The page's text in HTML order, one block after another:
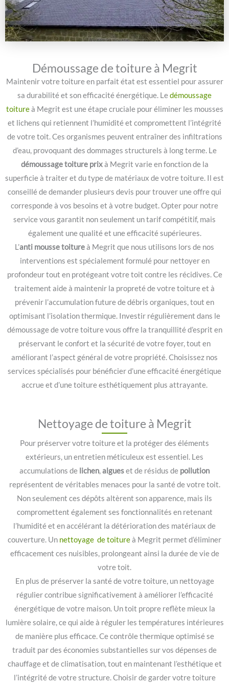
Démoussage de toiture à Megrit
Maintenir votre toiture en parfait état est essentiel pour assurer
sa durabilité et son efficacité énergétique. Ledémoussage
toitureà Megrit est une étape cruciale pour éliminer les mousses
et lichens qui retiennent l’humidité et compromettent l’intégrité
de votre toit. Ces organismes peuvent entraîner des infiltrations
d’eau, provoquant des dommages structurels à long terme. Le
démoussage toiture prixà Megrit varie en fonction de la
superficie à traiter et du type de matériaux de votre toiture. Il est
conseillé de demander plusieurs devis pour trouver une offre qui
corresponde à vos besoins et à votre budget. Opter pour notre
service vous garantit non seulement un tarif compétitif, mais
également une qualité et une efficacité supérieures.
L’anti mousse toitureà Megrit que nous utilisons lors de nos
interventions est spécialement formulé pour nettoyer en
profondeur tout en protégeant votre toit contre les récidives. Ce
traitement aide à maintenir la propreté de votre toiture et à
prévenir l’accumulation future de débris organiques, tout en
optimisant l’isolation thermique. Investir régulièrement dans le
démoussage de votre toiture vous offre la tranquillité d’esprit en
préservant le confort et la sécurité de votre foyer, tout en
améliorant l’aspect général de votre propriété. Choisissez nos
services spécialisés pour bénéficier d’une efficacité énergétique
accrue et d’une toiture esthétiquement plus attrayante.
Nettoyage de toiture à Megrit
Pour préserver votre toiture et la protéger des éléments
extérieurs, un entretien méticuleux est essentiel. Les
accumulations de lichen,algueset de résidus de pollution
représentent de véritables menaces pour la santé de votre toit.
Non seulement ces dépôts altèrent son apparence, mais ils
compromettent également ses fonctionnalités en retenant
l’humidité et en accélérant la détérioration des matériaux de
couverture. Un nettoyage de toitureà Megrit permet d’éliminer
efficacement ces nuisibles, prolongeant ainsi la durée de vie de
votre toit.
En plus de préserver la santé de votre toiture, un nettoyage
régulier contribue significativement à améliorer l’efficacité
énergétique de votre maison. Un toit propre reflète mieux la
lumière solaire, ce qui aide à réguler les températures intérieures
de manière plus efficace. Ce contrôle thermique optimisé se
traduit par des économies substantielles sur vos dépenses de
chauffage et de climatisation, tout en maintenant l’esthétique et
l’intégrité de votre structure. Choisir de garder votre toiture